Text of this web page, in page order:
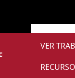
VER
de
no hay
figuran las 10